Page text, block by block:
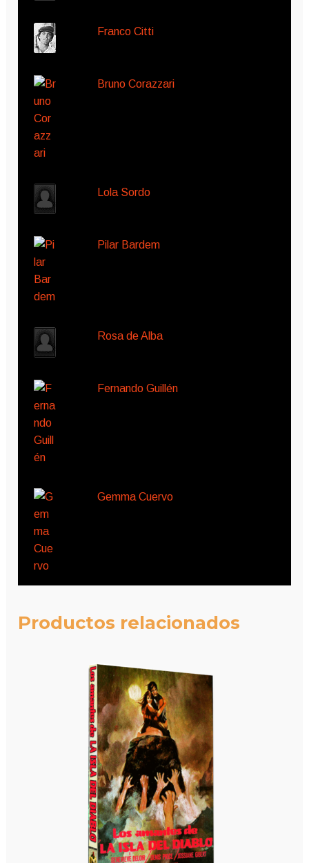
Franco Citti
Bruno Corazzari
Lola Sordo
Pilar Bardem
Rosa de Alba
Fernando Guillén
Gemma Cuervo
Productos relacionados